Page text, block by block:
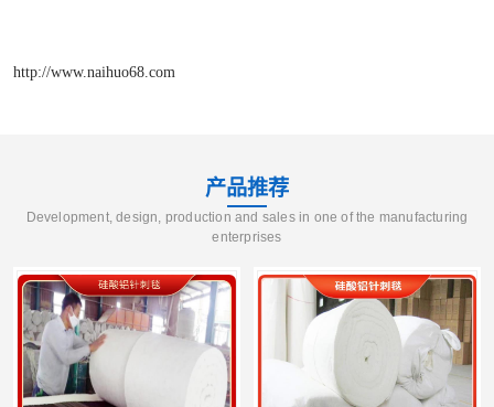
http://www.naihuo68.com
产品推荐
Development, design, production and sales in one of the manufacturing
enterprises